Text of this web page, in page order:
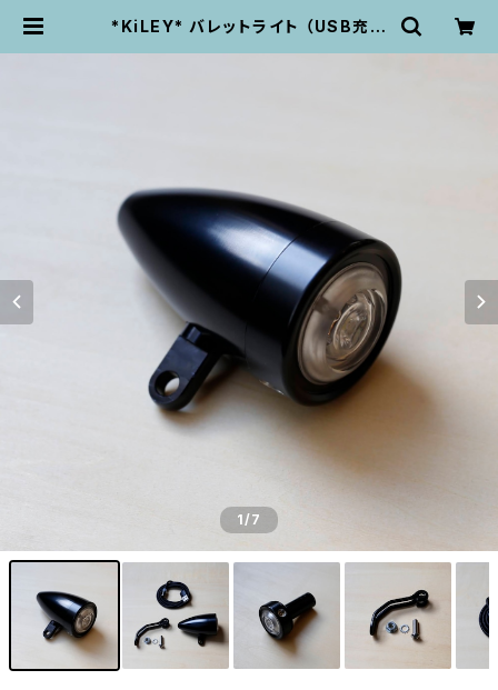
*KiLEY* バレットライト （USB充電
1/7